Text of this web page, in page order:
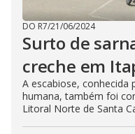
DO R7/21/06/2024
Surto de
creche em
A escabiose, conhecida
humana, também foi
Litoral Norte de Santa